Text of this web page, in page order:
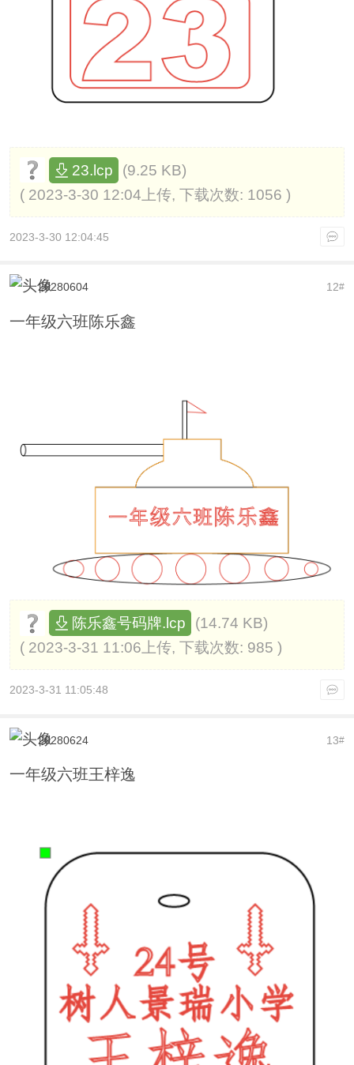
23.lcp
(9.25 KB)
( 2023-3-30 12:04上传, 下载次数: 1056 )
2023-3-30 12:04:45
12#
20280604
一年级六班陈乐鑫
陈乐鑫号码牌.lcp
(14.74 KB)
( 2023-3-31 11:06上传, 下载次数: 985 )
2023-3-31 11:05:48
13#
20280624
一年级六班王梓逸